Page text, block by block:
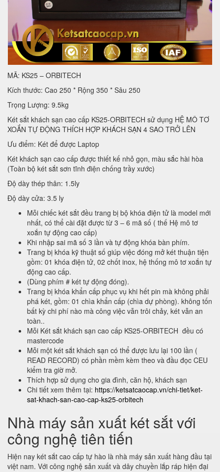
MÃ: KS25 – ORBITECH
Kích thước: Cao 250 * Rộng 350 * Sâu 250
Trọng Lượng: 9.5kg
Két sắt khách sạn cao cấp KS25-ORBITECH sử dụng HỆ MÔ TƠ
XOẮN TỰ ĐỘNG THÍCH HỢP KHÁCH SẠN 4 SAO TRỞ LÊN
Ưu điểm: Két để được Laptop
Két khách sạn cao cấp được thiết kế nhỏ gọn, màu sắc hài hòa
(Toàn bộ két sắt sơn tĩnh điện chống trầy xước)
Độ dày thép thân: 1.5ly
Độ dày cửa: 3.5 ly
Mỗi chiếc két sắt đều trang bị bộ khóa điện tử là model mới
nhất, có thể cài đặt được từ 3 – 6 mã số ( thế Hệ mô tơ
xoắn tự động cao cấp)
Khi nhập sai mã số 3 lần và tự động khóa bàn phím.
Trang bị khóa kỹ thuật số giúp việc đóng mở két thuận tiện
gồm: 01 khóa điện tử, 02 chốt inox, hệ thống mô tơ xoắn tự
động cao cấp.
(Dùng phím # két tự động đóng).
Trang bị khóa khẩn cấp phục vụ khi hết pin mà không phải
phá két, gồm: 01 chìa khẩn cấp (chìa dự phòng). không tốn
bất kỳ chi phí nào mà công việc vẫn trôi chảy, két vẫn an
toàn..
Mỗi Két sắt khách sạn cao cấp KS25-ORBITECH đều có
mastercode
Mỗi một két sắt khách sạn có thể được lưu lại 100 lần (
READ RECORD) có phần mềm kèm theo và đầu đọc CEU
kiểm tra giờ mở.
Thích hợp sử dụng cho gia đình, căn hộ, khách sạn
Chi tiết xem thêm tại: https://ketsatcaocap.vn/chi-tiet/ket-
sat-khach-san-cao-cap-ks25-orbitech
Nhà máy sản xuất két sắt với
công nghệ tiên tiến
Hiện nay két sắt cao cấp tự hào là nhà máy sản xuất hàng đầu tại
việt nam. Với công nghệ sản xuất và dây chuyền lắp ráp hiện đại